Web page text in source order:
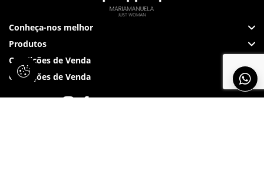
Conheça-nos melhor
Produtos
Condições de Venda
Condições de Venda